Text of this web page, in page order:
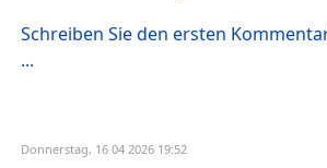
Schreiben Sie den ersten
...
Donnerstag, 16 04 2026 19:52